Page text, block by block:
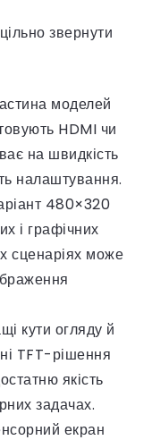
звернути
моделей
HDMI чи
на швидкість
налаштування.
480×320
і графічних
сценаріях може
кути огляду й
TFT-рішення
якість
задачах.
екран